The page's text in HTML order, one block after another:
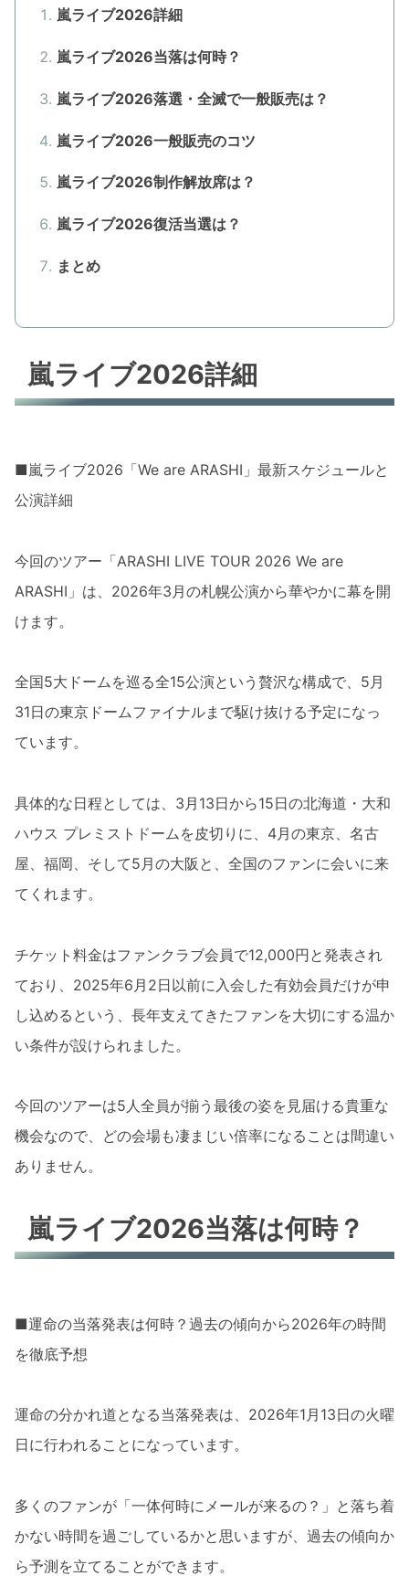
嵐ライブ2026詳細
嵐ライブ2026当落は何時？
嵐ライブ2026落選・全滅で一般販売は？
嵐ライブ2026一般販売のコツ
嵐ライブ2026制作解放席は？
嵐ライブ2026復活当選は？
まとめ
嵐ライブ2026詳細
■嵐ライブ2026「We are ARASHI」最新スケジュールと
公演詳細
今回のツアー「ARASHI LIVE TOUR 2026 We are
ARASHI」は、2026年3月の札幌公演から華やかに幕を開
けます。
全国5大ドームを巡る全15公演という贅沢な構成で、5月
31日の東京ドームファイナルまで駆け抜ける予定になっ
ています。
具体的な日程としては、3月13日から15日の北海道・大和
ハウス プレミストドームを皮切りに、4月の東京、名古
屋、福岡、そして5月の大阪と、全国のファンに会いに来
てくれます。
チケット料金はファンクラブ会員で12,000円と発表され
ており、2025年6月2日以前に入会した有効会員だけが申
し込めるという、長年支えてきたファンを大切にする温か
い条件が設けられました。
今回のツアーは5人全員が揃う最後の姿を見届ける貴重な
機会なので、どの会場も凄まじい倍率になることは間違い
ありません。
嵐ライブ2026当落は何時？
■運命の当落発表は何時？過去の傾向から2026年の時間
を徹底予想
運命の分かれ道となる当落発表は、2026年1月13日の火曜
日に行われることになっています。
多くのファンが「一体何時にメールが来るの？」と落ち着
かない時間を過ごしているかと思いますが、過去の傾向か
ら予測を立てることができます。